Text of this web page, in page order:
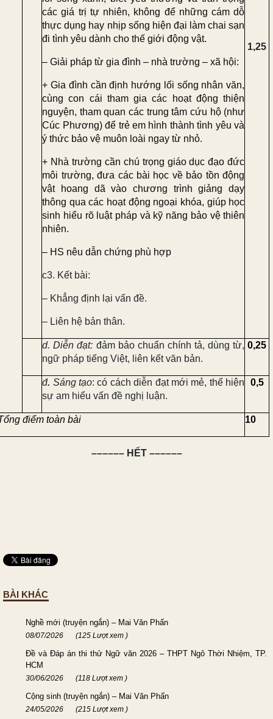
các giá trị tự nhiên, không để những cám dỗ
thực dụng hay nhịp sống hiện đại làm chai sạn
đi tình yêu dành cho thế giới động vật.
– Giải pháp từ gia đình – nhà trường – xã hội:
+ Gia đình cần định hướng lối sống nhân văn,
cùng con cái tham gia các hoạt động thiện
nguyện, tham quan các trung tâm cứu hộ (như
Cúc Phương) để trẻ em hình thành tình yêu và
ý thức bảo vệ muôn loài ngay từ nhỏ.
+ Nhà trường cần chú trọng giáo dục đạo đức
môi trường, đưa các bài học về bảo tồn động
vật hoang dã vào chương trình giảng dạy
thông qua các hoạt động ngoại khóa, giúp học
sinh hiểu rõ luật pháp và kỹ năng bảo vệ thiên
nhiên.
– HS nêu dẫn chứng phù hợp
c3. Kết bài:
– Khẳng định lại vấn đề.
– Liên hệ bản thân.
1,25
d.Diễn đạt: đảm bảo chuẩn chính tả, dùng từ,
ngữ pháp tiếng Việt, liên kết văn bản.
0,25
đ. Sáng tạo: có cách diễn đạt mới mẻ, thể hiện
sự am hiểu vấn đề nghị luận.
0,5
điểm toàn bài 10
–––––– HẾT ––––––
BÀI KHÁC
Nghề mới (truyện ngắn) – Mai Văn Phấn
08/07/2026 (125 Lượt xem )
Đề và Đáp án thi thử Ngữ văn 2026 – THPT Ngô Thời Nhiệm, TP.
HCM
30/06/2026 (118 Lượt xem )
Cộng sinh (truyện ngắn) – Mai Văn Phấn
24/05/2026 (215 Lượt xem )